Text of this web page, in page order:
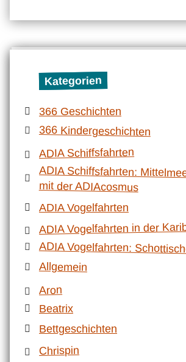
Kategorien
366 Geschichten
366 Kindergeschichten
ADIA Schiffsfahrten
ADIA Schiffsfahrten:
mit der ADIAcosmus
ADIA Vogelfahrten
ADIA Vogelfahrten in der
ADIA Vogelfahrten:
Allgemein
Aron
Beatrix
Bettgeschichten
Chrispin